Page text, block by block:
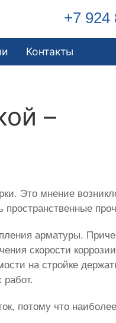
+7 924
Контакты
–
Это мнение
арматуры.
скорости
на стройке
потому что